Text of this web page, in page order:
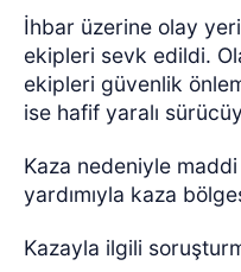
İhbar üzerine olay
ekipleri sevk edildi.
ekipleri güvenlik
ise hafif yaralı
Kaza nedeniyle
yardımıyla kaza
Kazayla ilgili